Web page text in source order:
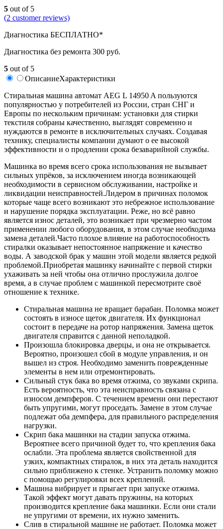
5 out of 5
(2 customer reviews)
Диагностика БЕСПЛАТНО*
Диагностика без ремонта 300 руб.
5 out of 5
ОписаниеХарактеристики
Cтиральная машина автомат AEG L 14950 A пользуются
популярностью у потребителей из России, стран СНГ и
Европы по нескольким причинам: установки для стирки
текстиля собраны качественно, выглядят современно и
нуждаются в ремонте в исключительных случаях. Создавая
технику, специалисты компании думают о ее высокой
эффективности и о продлении срока безаварийной службы.
Машинка во время всего срока использования не вызывает
сильных упрёков, за исключением иногда возникающей
необходимости в сервисном обслуживании, настройке и
ликвидации неисправностей.Лидером в причинах поломок
которые чаще всего возникают это небрежное использование
и нарушение порядка эксплуатации. Реже, но всё равно
является износ деталей, это возникает при чрезмерно частом
применении любого оборудования, в этом случае необходима
замена деталей.Часто плохое влияние на работоспособность
стиралки оказывает непостоянное напряжение и качество
воды. А заводской брак у машин этой модели является редкой
проблемой.Приобретая машинку начинайте с первой стирки
ухаживать за ней чтобы она отлично прослужила долгое
время, а в случае проблем с машинкой пересмотрите своё
отношение к технике.
Стиральная машина не вращает барабан. Поломка может
состоять в износе щеток двигателя. Их функционал
состоит в передаче на ротор напряжения. Замена щеток
двигателя справится с данной неполадкой.
Произошла блокировка дверцы, и она не открывается.
Вероятно, произошел сбой в модуле управления, и он
вышел из строя. Необходимо заменить поврежденные
элементы в нем или отремонтировать.
Сильный стук бака во время отжима, со звуками скрипа.
Есть вероятность, что эта неисправность связана с
износом демпферов. С течением времени они перестают
быть упругими, могут проседать. Замене в этом случае
подлежат оба демпфера, для правильного распределения
нагрузки.
Скрип бака машинки на стадии запуска отжима.
Вероятнее всего причиной будет то, что крепления бака
ослабли. Эта проблема является свойственной для
узких, компактных стиралок, в них эта деталь находится
сильно приближено к стенке. Устранить поломку можно
с помощью регулировки всех креплений.
Машина вибрирует и прыгает при запуске отжима.
Такой эффект могут давать пружины, на которых
производится крепление бака машинки. Если они стали
не упругими от времени, их нужно заменить.
Слив в стиральной машине не работает. Поломка может